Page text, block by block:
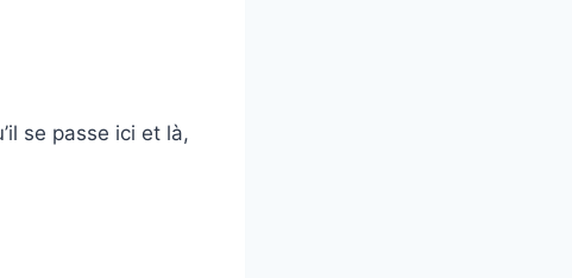
se passe ici et là,